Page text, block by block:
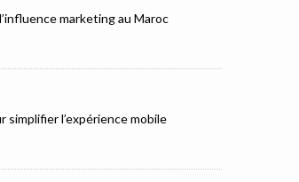
marketing au Maroc
simplifier l’expérience mobile